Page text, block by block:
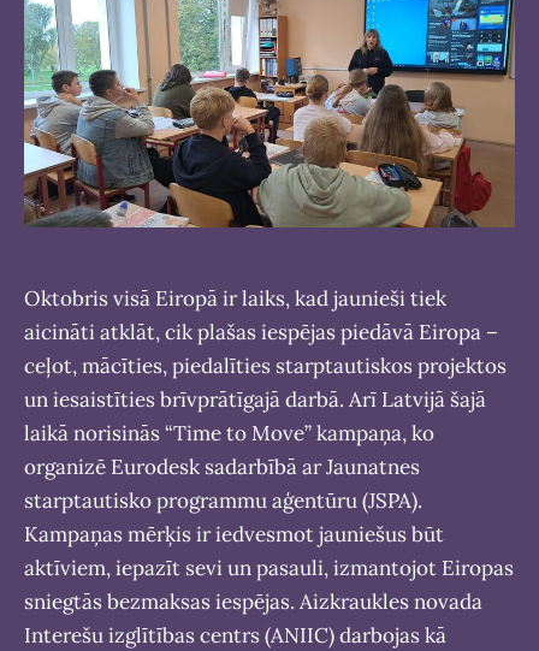
Oktobris visā Eiropā ir laiks, kad jaunieši tiek
aicināti atklāt, cik plašas iespējas piedāvā Eiropa –
ceļot, mācīties, piedalīties starptautiskos projektos
un iesaistīties brīvprātīgajā darbā. Arī Latvijā šajā
laikā norisinās “Time to Move” kampaņa, ko
organizē Eurodesk sadarbībā ar Jaunatnes
starptautisko programmu aģentūru (JSPA).
Kampaņas mērķis ir iedvesmot jauniešus būt
aktīviem, iepazīt sevi un pasauli, izmantojot Eiropas
sniegtās bezmaksas iespējas. Aizkraukles novada
Interešu izglītības centrs (ANIIC) darbojas kā